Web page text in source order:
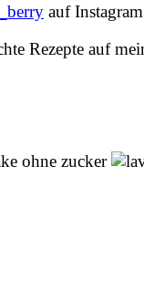
auf
Rezepte auf